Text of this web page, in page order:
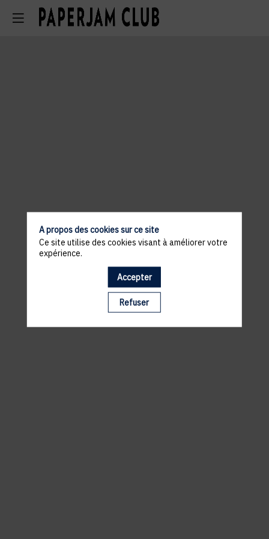
Il manque du contenu : rafraichissez votre navigateur
A propos des cookies sur ce site
Ce site utilise des cookies visant à améliorer votre
expérience.
Accepter
Refuser